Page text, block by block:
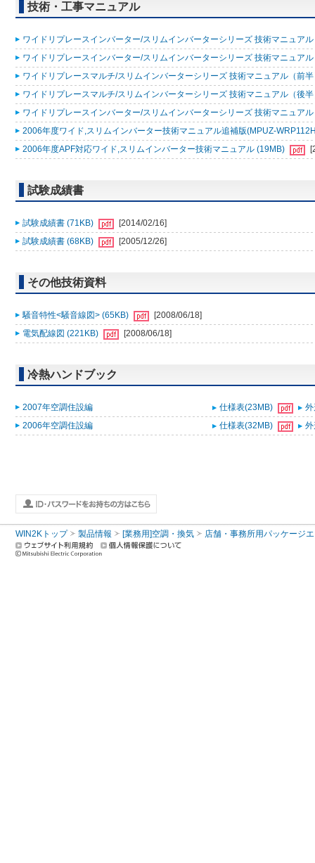
技術・工事マニュアル
ワイドリプレースインバーター/スリムインバーターシリーズ 技術マニュア
ワイドリプレースインバーター/スリムインバーターシリーズ 技術マニュア
ワイドリプレースマルチ/スリムインバーターシリーズ 技術マニュアル（前
ワイドリプレースマルチ/スリムインバーターシリーズ 技術マニュアル（後
ワイドリプレースインバーター/スリムインバーターシリーズ 技術マニュア
2006年度ワイド,スリムインバーター技術マニュアル追補版(MPUZ-
2006年度APF対応ワイド,スリムインバーター技術マニュアル (19MB)
試験成績書
試験成績書 (71KB)
[2014/02/16]
試験成績書 (68KB)
[2005/12/26]
その他技術資料
騒音特性<騒音線図> (65KB)
[2008/06/18]
電気配線図 (221KB)
[2008/06/18]
冷熱ハンドブック
2007年空調住設編 仕様表(23MB)
2006年空調住設編
仕様表(32MB)
WIN2Kトップ 製品情報 [業務用]空調・換気 店舗・事務所用パッケージ